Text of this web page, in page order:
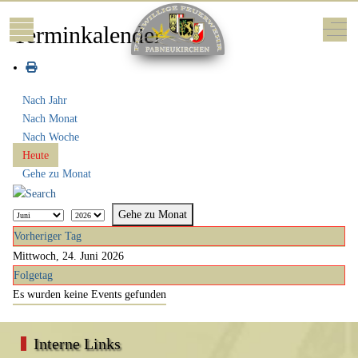
Mobile Menu Toggle Off-
Terminkalender
Nach Jahr
Nach Monat
Nach Woche
Heute
Gehe zu Monat
Gehe zu Monat
Vorheriger Tag
Mittwoch, 24. Juni 2026
Folgetag
Es wurden keine Events gefunden
Interne Links